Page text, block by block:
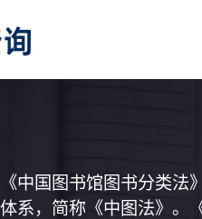
中国图书馆图书分类
系，简称《中图法》